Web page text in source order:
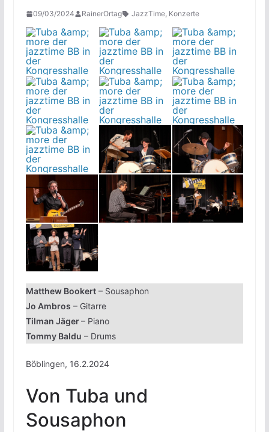
09/03/2024 RainerOrtag JazzTime, Konzerte
Matthew Bookert– Sousaphon
Jo Ambros – Gitarre
Tilman Jäger– Piano
Tommy Baldu – Drums
Böblingen, 16.2.2024
Von Tuba und
Sousaphon